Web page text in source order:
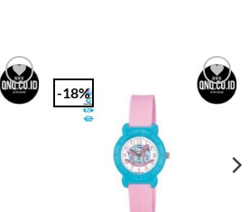
Add to
-18%
Add to